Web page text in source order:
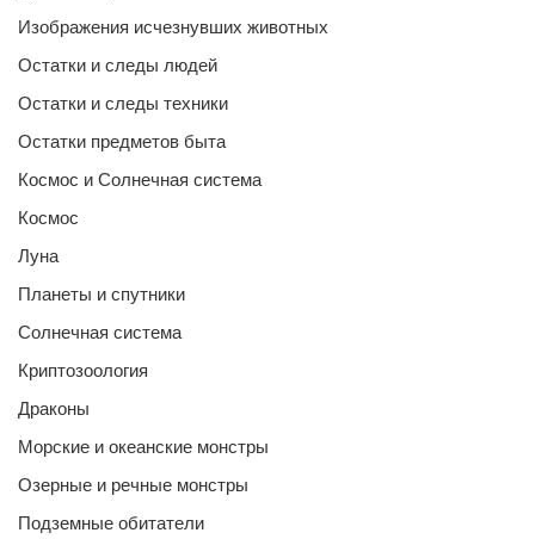
Изображения исчезнувших животных
Остатки и следы людей
Остатки и следы техники
Остатки предметов быта
Космос и Солнечная система
Космос
Луна
Планеты и спутники
Солнечная система
Криптозоология
Драконы
Морские и океанские монстры
Озерные и речные монстры
Подземные обитатели